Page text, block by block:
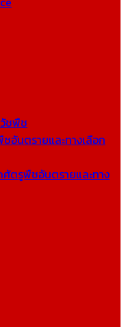
ชพืช
อันตรายและทางเลือก
ศัตรูพืชอันตรายและทาง